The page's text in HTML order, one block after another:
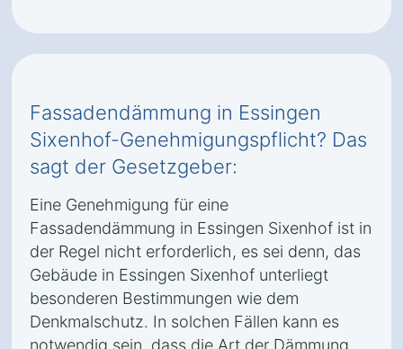
Fassadendämmung in Essingen
Sixenhof-Genehmigungspflicht? Das
sagt der Gesetzgeber:
Eine Genehmigung für eine
Fassadendämmung in Essingen Sixenhof ist in
der Regel nicht erforderlich, es sei denn, das
Gebäude in Essingen Sixenhof unterliegt
besonderen Bestimmungen wie dem
Denkmalschutz. In solchen Fällen kann es
notwendig sein, dass die Art der Dämmung